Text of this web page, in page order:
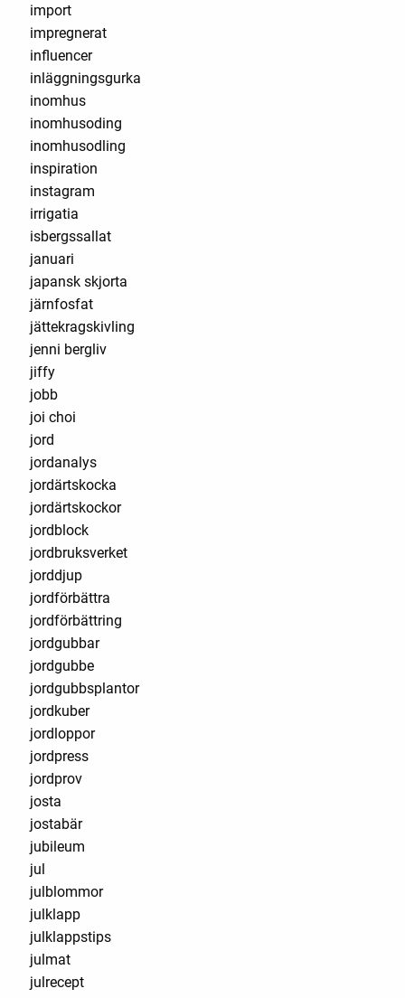
import
impregnerat
influencer
inläggningsgurka
inomhus
inomhusoding
inomhusodling
inspiration
instagram
irrigatia
isbergssallat
januari
japansk skjorta
järnfosfat
jättekragskivling
jenni bergliv
jiffy
jobb
joi choi
jord
jordanalys
jordärtskocka
jordärtskockor
jordblock
jordbruksverket
jorddjup
jordförbättra
jordförbättring
jordgubbar
jordgubbe
jordgubbsplantor
jordkuber
jordloppor
jordpress
jordprov
josta
jostabär
jubileum
jul
julblommor
julklapp
julklappstips
julmat
julrecept